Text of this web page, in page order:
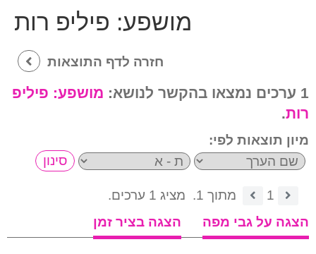
מושפע: פיליפ רות
חזרה לדף התוצאות
1 ערכים נמצאו בהקשר לנושא: מושפע: פיליפ
רות.
מיון תוצאות לפי:
1 מתוך 1.
מציג 1 ערכים.
הצגה על גבי מפה
הצגה בציר זמן